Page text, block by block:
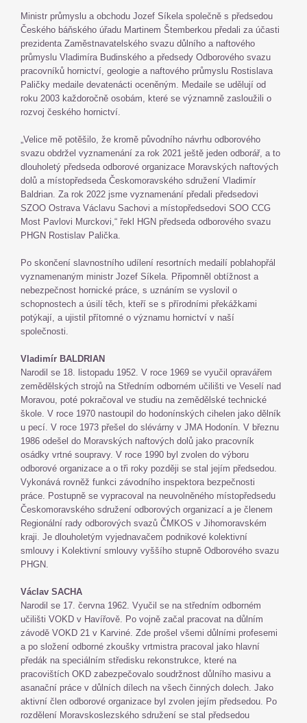
Ministr průmyslu a obchodu Jozef Síkela společně s předsedou
Českého báňského úřadu Martinem Štemberkou předali za účasti
prezidenta Zaměstnavatelského svazu důlního a naftového
průmyslu Vladimíra Budinského a předsedy Odborového svazu
pracovníků hornictví, geologie a naftového průmyslu Rostislava
Paličky medaile devatenácti oceněným. Medaile se udělují od
roku 2003 každoročně osobám, které se významně zasloužili o
rozvoj českého hornictví.
„Velice mě potěšilo, že kromě původního návrhu odborového
svazu obdržel vyznamenání za rok 2021 ještě jeden odborář, a to
dlouholetý předseda odborové organizace Moravských naftových
dolů a místopředseda Českomoravského sdružení Vladimír
Baldrian. Za rok 2022 jsme vyznamenání předali předsedovi
SZOO Ostrava Václavu Sachovi a místopředsedovi SOO CCG
Most Pavlovi Murckovi,“ řekl HGN předseda odborového svazu
PHGN Rostislav Palička.
Po skončení slavnostního udílení resortních medailí poblahopřál
vyznamenaným ministr Jozef Síkela. Připomněl obtížnost a
nebezpečnost hornické práce, s uznáním se vyslovil o
schopnostech a úsilí těch, kteří se s přírodními překážkami
potýkají, a ujistil přítomné o významu hornictví v naší
společnosti.
Vladimír BALDRIAN
Narodil se 18. listopadu 1952. V roce 1969 se vyučil opravářem
zemědělských strojů na Středním odborném učilišti ve Veselí nad
Moravou, poté pokračoval ve studiu na zemědělské technické
škole. V roce 1970 nastoupil do hodonínských cihelen jako dělník
u pecí. V roce 1973 přešel do slévárny v JMA Hodonín. V březnu
1986 odešel do Moravských naftových dolů jako pracovník
osádky vrtné soupravy. V roce 1990 byl zvolen do výboru
odborové organizace a o tři roky později se stal jejím předsedou.
Vykonává rovněž funkci závodního inspektora bezpečnosti
práce. Postupně se vypracoval na neuvolněného místopředsedu
Českomoravského sdružení odborových organizací a je členem
Regionální rady odborových svazů ČMKOS v Jihomoravském
kraji. Je dlouholetým vyjednavačem podnikové kolektivní
smlouvy i Kolektivní smlouvy vyššího stupně Odborového svazu
PHGN.
Václav SACHA
Narodil se 17. června 1962. Vyučil se na středním odborném
učilišti VOKD v Havířově. Po vojně začal pracovat na důlním
závodě VOKD 21 v Karviné. Zde prošel všemi důlními profesemi
a po složení odborné zkoušky vrtmistra pracoval jako hlavní
předák na speciálním středisku rekonstrukce, které na
pracovištích OKD zabezpečovalo soudržnost důlního masivu a
asanační práce v důlních dílech na všech činných dolech. Jako
aktivní člen odborové organizace byl zvolen jejím předsedou. Po
rozdělení Moravskoslezského sdružení se stal předsedou